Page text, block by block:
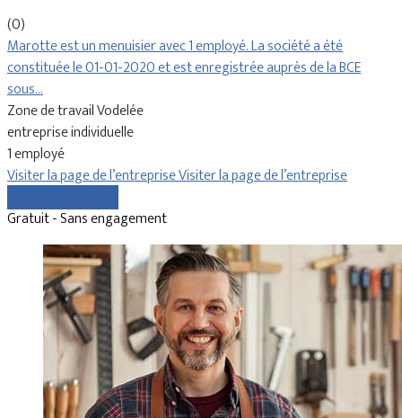
(0)
Marotte est un menuisier avec 1 employé. La société a été
constituée le 01-01-2020 et est enregistrée auprès de la BCE
sous…
Zone de travail Vodelée
entreprise individuelle
1 employé
Visiter la page de l’entrepriseVisiter la page de l’entreprise
Gratuit - Sans engagement